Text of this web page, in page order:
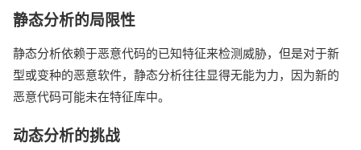
静态分析的局限性
静态分析依赖于恶意代码的已知特征来检测威胁，但是对于新
型或变种的恶意软件，静态分析往往显得无能为力，因为新的
恶意代码可能未在特征库中。
动态分析的挑战